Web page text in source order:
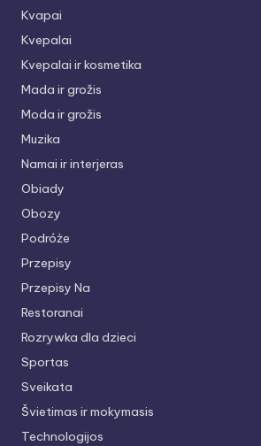
Kvapai
Kvepalai
Kvepalai ir kosmetika
Mada ir grožis
Moda ir grožis
Muzika
Namai ir interjeras
Obiady
Obozy
Podróże
Przepisy
Przepisy Na
Restoranai
Rozrywka dla dzieci
Sportas
Sveikata
Švietimas ir mokymasis
Technologijos